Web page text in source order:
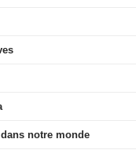
notre monde